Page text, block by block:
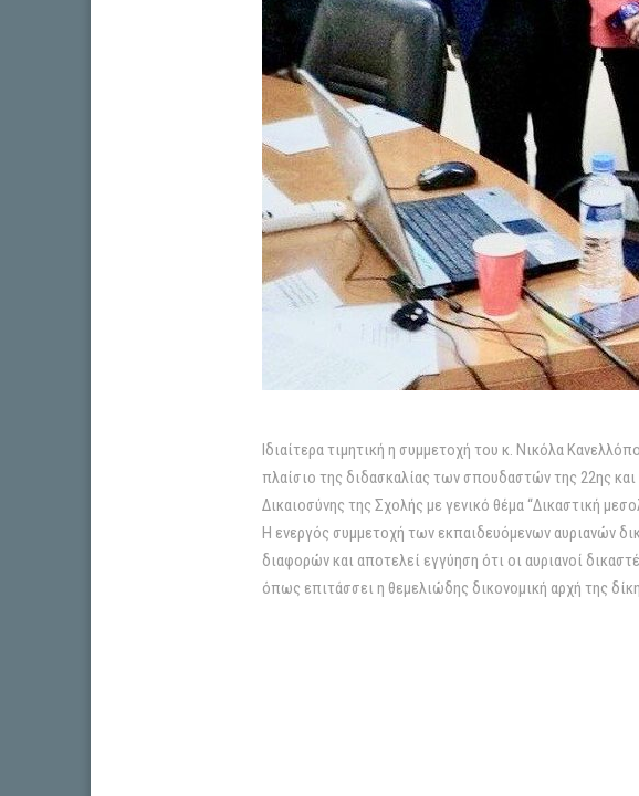
Ιδιαίτερα τιμητική η συμμετοχή του κ. Νικόλα
πλαίσιο της διδασκαλίας των σπουδαστών της 22ης και
Δικαιοσύνης της Σχολής με γενικό θέμα “Δικαστική
Η ενεργός συμμετοχή των εκπαιδευόμενων αυριανών
διαφορών και αποτελεί εγγύηση ότι οι αυριανοί
όπως επιτάσσει η θεμελιώδης δικονομική αρχή της